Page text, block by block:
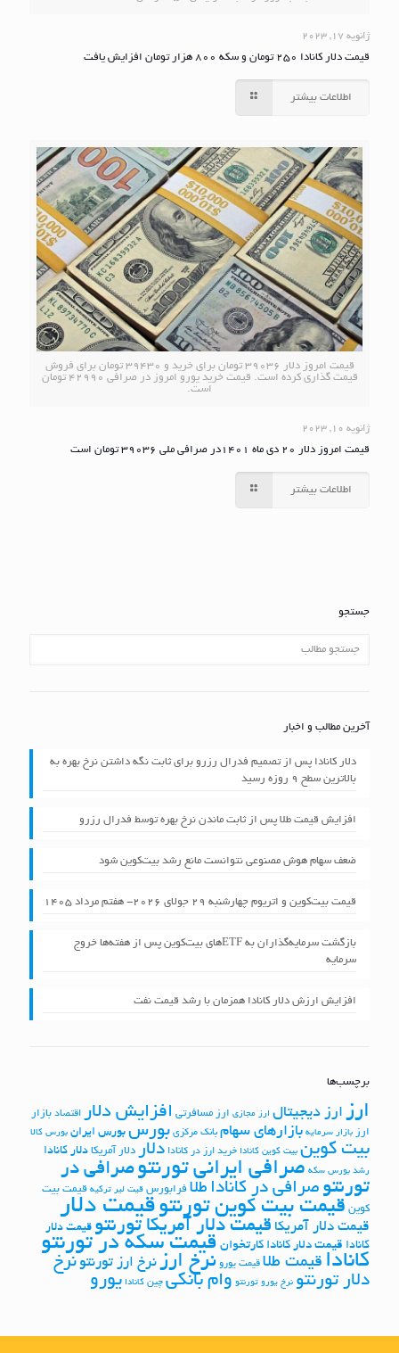
ژانویه 17, 2023
قیمت دلار کانادا 250 تومان و سکه 800 هزار تومان افزایش یافت
اطلاعات بیشتر
قیمت امروز دلار 39036 تومان برای خرید و 39430 تومان برای فروش
قیمت گذاری کرده است. قیمت خرید یورو امروز در صرافی 42990 تومان
است.
ژانویه 10, 2023
قیمت امروز دلار ۲۰ دی ماه ۱۴۰۱در صرافی ملی ۳۹۰۳۶ تومان است
اطلاعات بیشتر
جستجو
آخرین مطالب و اخبار
دلار کانادا پس از تصمیم فدرال رزرو برای ثابت نگه داشتن نرخ بهره به
بالاترین سطح ۹ روزه رسید
افزایش قیمت طلا پس از ثابت ماندن نرخ بهره توسط فدرال رزرو
ضعف سهام هوش مصنوعی نتوانست مانع رشد بیت‌کوین شود
قیمت بیت‌کوین و اتریوم چهارشنبه ۲۹ جولای ۲۰۲۶- هفتم مرداد ۱۴۰۵
بازگشت سرمایه‌گذاران به ETFهای بیت‌کوین پس از هفته‌ها خروج
سرمایه
افزایش ارزش دلار کانادا همزمان با رشد قیمت نفت
برچسب‌ها
ارز ارز دیجیتال ارز مجازی ارز مسافرتی افزایش دلار اقتصاد بازار
ارز بازار سرمایه بازارهای سهام بانک مرکزی بورس بورس ایران بورس کالا
بیت کوین بیت کوین کانادا خرید ارز در کانادا دلار دلار آمریکا دلار کانادا
رشد بورس سکه صرافی ایرانی تورنتوصرافی در
تورنتو صرافی در کانادا طلا فرابورس قیت لیر ترکیه قیمت بیت
کوین قیمت بیت کوین تورنتوقیمت دلار
قیمت دلار آمریکا قیمت دلار آمریکا تورنتو قیمت دلار
کانادا قیمت دلار کانادا کارتخوان قیمت سکه در تورنتو
کانادا قیمت طلا قیمت یورو نرخ ارزنرخ ارز تورنتو نرخ
دلار تورنتو نرخ یورو تورنتو وام بانکی چین کانادا یورو